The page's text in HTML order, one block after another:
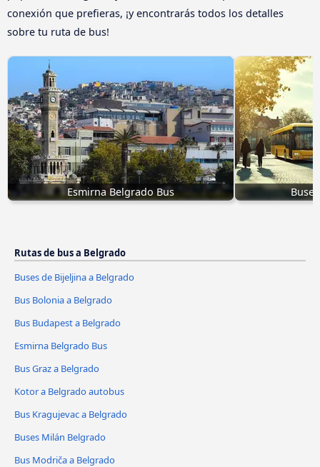
conexión que prefieras, ¡y encontrarás todos los detalles
sobre tu ruta de bus!
Esmirna Belgrado Bus
Rutas de bus a Belgrado
Buses de Bijeljina a Belgrado
Bus Bolonia a Belgrado
Bus Budapest a Belgrado
Esmirna Belgrado Bus
Bus Graz a Belgrado
Kotor a Belgrado autobus
Bus Kragujevac a Belgrado
Buses Milán Belgrado
Bus Modriča a Belgrado